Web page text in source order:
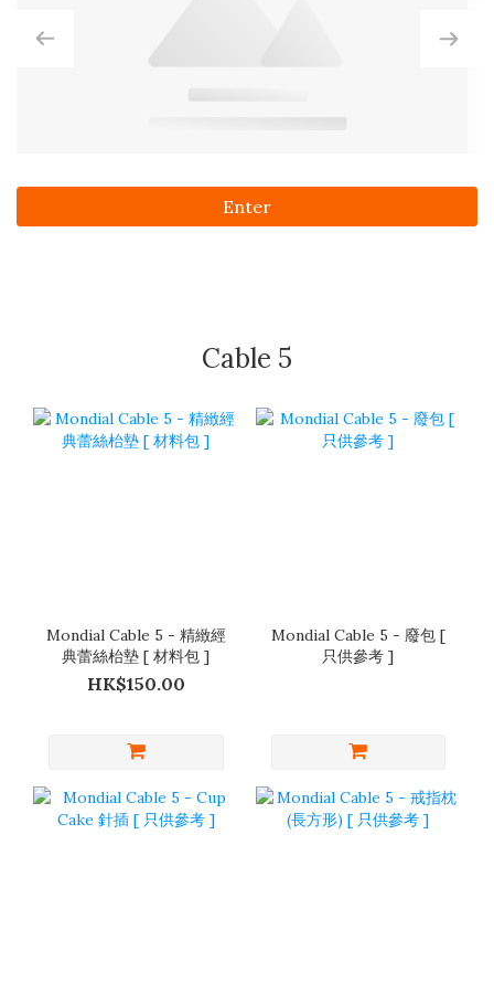
Enter
Cable 5
Mondial Cable 5 - 精緻經
典蕾絲枱墊 [ 材料包 ]
HK$150.00
Mondial Cable 5 - 廢包 [
只供參考 ]